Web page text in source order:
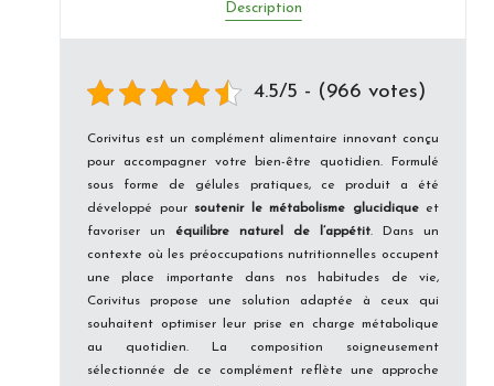
Description
4.5/5 - (966 votes)
Corivitus est un complément alimentaire innovant conçu
pour accompagner votre bien-être quotidien. Formulé
sous forme de gélules pratiques, ce produit a été
développé pour soutenir le métabolisme glucidiqueet
favoriser un équilibre naturel de l’appétit. Dans un
contexte où les préoccupations nutritionnelles occupent
une place importante dans nos habitudes de vie,
Corivitus propose une solution adaptée à ceux qui
souhaitent optimiser leur prise en charge métabolique
au quotidien. La composition soigneusement
sélectionnée de ce complément reflète une approche